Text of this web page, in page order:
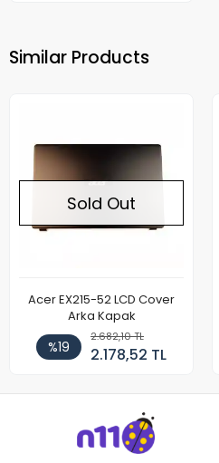
Similar Products
Sold Out
Acer EX215-52 LCD Cover
Arka Kapak
%19
2.682,10 TL
2.178,52 TL